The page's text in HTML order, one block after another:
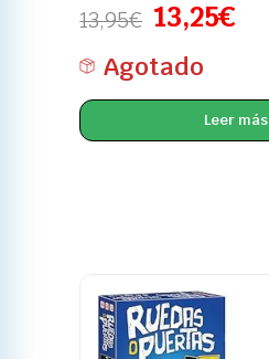
13,95€ 13,25€
Agotado
Leer más